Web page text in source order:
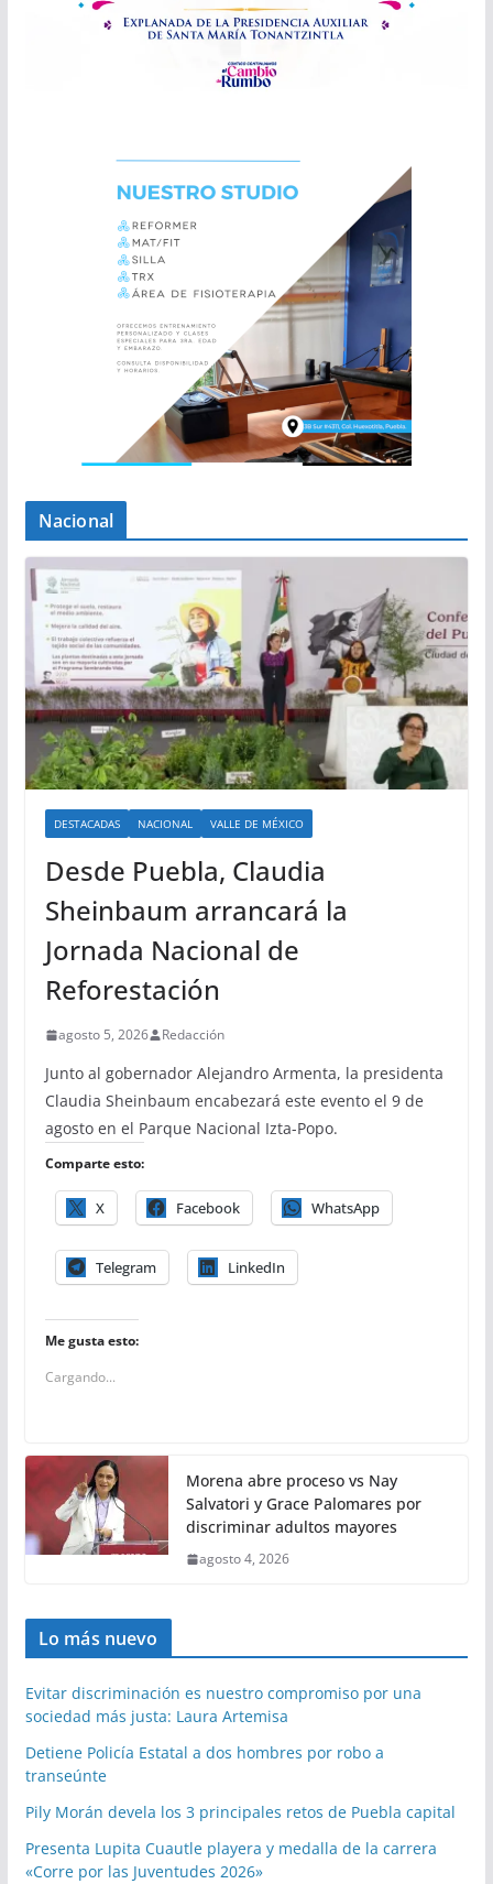
Nacional
DESTACADAS NACIONAL VALLE DE MÉXICO
Desde Puebla, Claudia
Sheinbaum arrancará la
Jornada Nacional de
Reforestación
agosto 5, 2026 Redacción
Junto al gobernador Alejandro Armenta, la presidenta
Claudia Sheinbaum encabezará este evento el 9 de
agosto en el Parque Nacional Izta-Popo.
Comparte esto:
X Facebook WhatsApp
Telegram LinkedIn
Me gusta esto:
Cargando...
Morena abre proceso vs Nay
Salvatori y Grace Palomares por
discriminar adultos mayores
agosto 4, 2026
Lo más nuevo
Evitar discriminación es nuestro compromiso por una
sociedad más justa: Laura Artemisa
Detiene Policía Estatal a dos hombres por robo a
transeúnte
Pily Morán devela los 3 principales retos de Puebla capital
Presenta Lupita Cuautle playera y medalla de la carrera
«Corre por las Juventudes 2026»